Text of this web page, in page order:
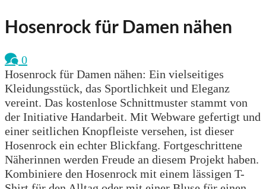
Hosenrock für Damen nähen
0
Hosenrock für Damen nähen: Ein vielseitiges
Kleidungsstück, das Sportlichkeit und Eleganz
vereint. Das kostenlose Schnittmuster stammt von
der Initiative Handarbeit. Mit Webware gefertigt und
einer seitlichen Knopfleiste versehen, ist dieser
Hosenrock ein echter Blickfang. Fortgeschrittene
Näherinnen werden Freude an diesem Projekt haben.
Kombiniere den Hosenrock mit einem lässigen T-